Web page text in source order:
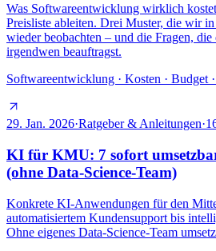
Was Softwareentwicklung wirklich
Preisliste ableiten. Drei Muster, die wir
wieder beobachten – und die Fragen,
irgendwen beauftragst.
Softwareentwicklung · Kosten · Budget
29. Jan. 2026·Ratgeber & Anleitungen·
KI für KMU: 7 sofort
(ohne Data-Science-Team)
Konkrete KI-Anwendungen für den
automatisiertem Kundensupport bis
Ohne eigenes Data-Science-Team